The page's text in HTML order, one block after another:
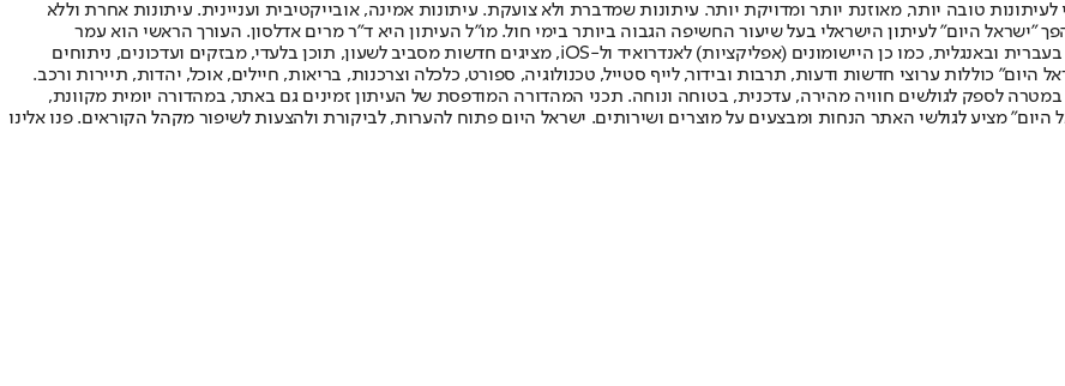
טובה יותר, מאוזנת יותר ומדויקת יותר. עיתונות שמדברת ולא צועקת. עיתונות אמינה, אובייקטיבית ועניינית. עיתונות אחרת וללא
המהדורה המודפסת הראשונה פורסמה ב-30 ביולי 2007, וב-2010 הפך "ישראל היום" לעיתון הישראלי בעל שיעור החשיפה הגבוה ביותר בימי חול. מו"ל העיתון היא ד"ר מרים אדלסון. העורך הראשי הוא עמר
לחמנוביץ, והעורך המייסד הוא עמוס רגב. אתרי האינטרנט של "ישראל היום" בעברית ובאנגלית, כמו כן היישומונים (אפליקציות) לאנדרואיד ול-iOS, מציגים חדשות מסביב לשעון, תוכן בלעדי, מבזקים ועדכונים, ניתוחים
היום" כוללות ערוצי חדשות ודעות, תרבות ובידור, לייף סטייל, טכנולוגיה, ספורט, כלכלה וצרכנות, בריאות, חיילים, אוכל, יהדות, תיירות ורכב.
במטרה לספק לגולשים חוויה מהירה, עדכנית, בטוחה ונוחה. תכני המהדורה המודפסת של העיתון זמינים גם באתר, במהדורה יומית מקוונת,
מציע לגולשי האתר הנחות ומבצעים על מוצרים ושירותים. ישראל היום פתוח להערות, לביקורת ולהצעות לשיפור מקהל הקוראים. פנו אלינו